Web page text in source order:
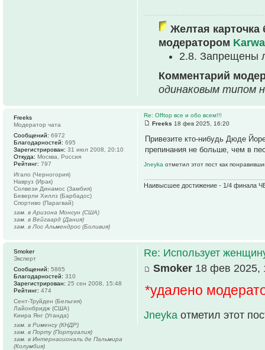
Желтая карточка
модератором
2.8. Запрещены
Комментарий
одинаковым типом
Re: Offtop все и обо всем!!!
Freeks 18 фев 2025, 16:20
Привезите кто-нибудь Дюде
препинания не больше, чем в
Jneyka отметил этот пост как
Наивысшее достижение - 1/4 финала
Freeks
Модератор чата
Сообщений: 6972
Благодарностей: 695
Зарегистрирован: 31 июл 2008, 20:10
Откуда: Москва, Россия
Рейтинг: 797
Игало (Черногория)
Навруз (Ирак)
Солвези Динамос (Замбия)
Беверли Хиллз (Барбадос)
Спортиво (Парагвай)
зам. в Аризона Монсун (США)
зам. в Вейгаард (Дания)
зам. в Лос Альмендрос (Боливия)
Re: Использует
Smoker 18 фев 2025,
*удалено
Jneyka отметил этот
Smoker
Эксперт
Сообщений: 5865
Благодарностей: 310
Зарегистрирован: 25 сен 2008, 15:48
Рейтинг: 474
Сент-Труйден (Бельгия)
Лайонбридж (США)
Киира Янг (Уганда)
зам. в Рименсу (КНДР)
зам. в Порту (Португалия)
зам. в Интернасиональ де Пальмира
(Колумбия)